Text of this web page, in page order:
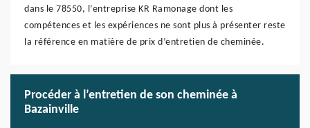
dans le 78550, l’entreprise KR Ramonage dont les
compétences et les expériences ne sont plus à présenter reste
la référence en matière de prix d’entretien de cheminée.
Procéder à l’entretien de son cheminée à
Bazainville